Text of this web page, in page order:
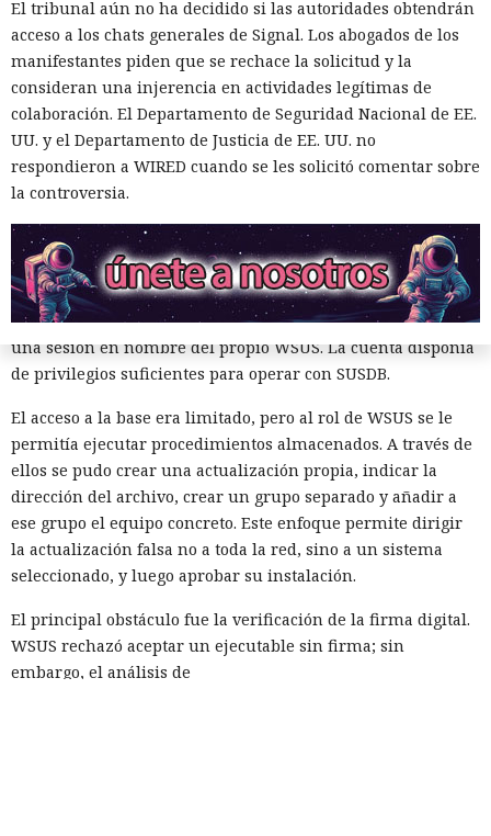
El tribunal aún no ha decidido si las autoridades obtendrán
acceso a los chats generales de Signal. Los abogados de los
manifestantes piden que se rechace la solicitud y la
consideran una injerencia en actividades legítimas de
colaboración. El Departamento de Seguridad Nacional de EE.
UU. y el Departamento de Justicia de EE. UU. no
respondieron a WIRED cuando se les solicitó comentar sobre
la controversia.
SpecterOps mostró cómo, con cierta configuración de WSUS,
se puede convertir en un canal de entrega de código
malicioso. Beaviel David demostró el ataque en el que una
actualización falsa se enviaba a un equipo Windows
seleccionado a través del mecanismo estándar de WSUS
dentro de la red.
El ataque funciona si WSUS almacena la base SUSDB en un
Extended Protection for Authentication para la
autenticación. El investigador forzó a la cuenta de equipo de
WSUS a realizar la autenticación NTLM a través de un
sistema controlado, la redirigió al servidor SQL y obtuvo
una sesión en nombre del propio WSUS. La cuenta disponía
de privilegios suficientes para operar con SUSDB.
El acceso a la base era limitado, pero al rol de WSUS se le
permitía ejecutar procedimientos almacenados. A través de
ellos se pudo crear una actualización propia, indicar la
dirección del archivo, crear un grupo separado y añadir a
ese grupo el equipo concreto. Este enfoque permite dirigir
la actualización falsa no a toda la red, sino a un sistema
seleccionado, y luego aprobar su instalación.
El principal obstáculo fue la verificación de la firma digital.
WSUS rechazó aceptar un ejecutable sin firma; sin
embargo, el análisis de